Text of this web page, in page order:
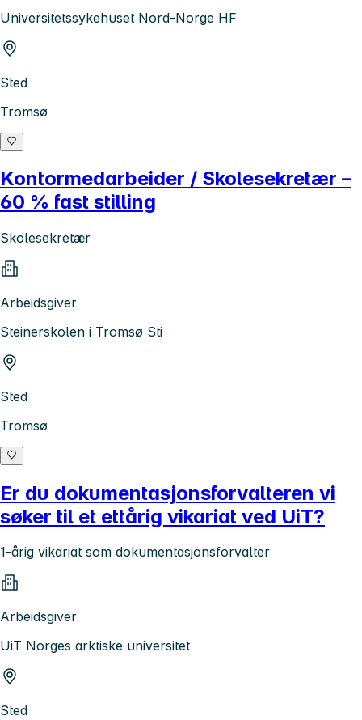
Universitetssykehuset Nord-Norge HF
Sted
Tromsø
Kontormedarbeider / Skolesekretær –
60 % fast stilling
Skolesekretær
Arbeidsgiver
Steinerskolen i Tromsø Sti
Sted
Tromsø
Er du dokumentasjonsforvalteren vi
søker til et ettårig vikariat ved UiT?
1-årig vikariat som dokumentasjonsforvalter
Arbeidsgiver
UiT Norges arktiske universitet
Sted